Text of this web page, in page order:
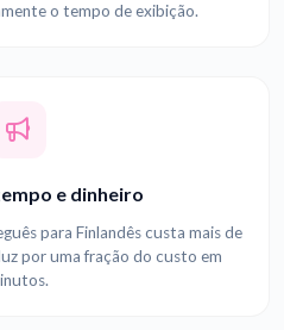
o tempo de exibição.
e dinheiro
para Finlandês custa mais de
por uma fração do custo em